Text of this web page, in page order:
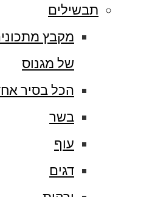
תבשילים
מקבץ
של מגנוס
הכל בסיר
בשר
עוף
דגים